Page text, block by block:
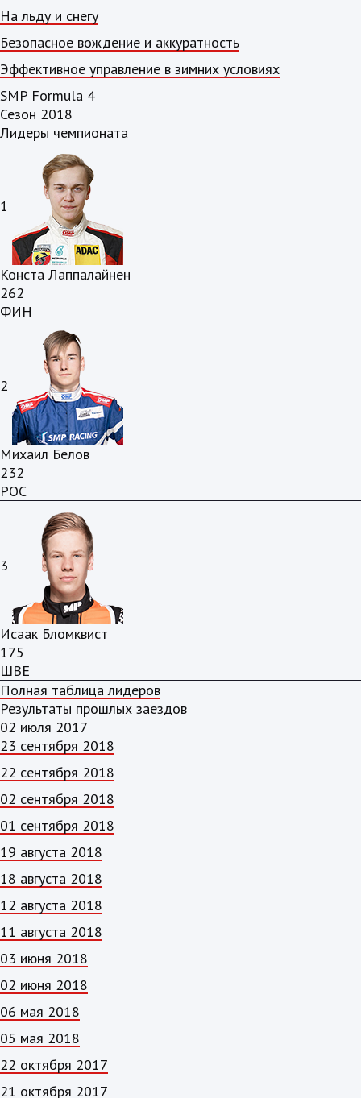
На льду и снегу
Безопасное вождение и аккуратность
Эффективное управление в зимних условиях
SMP Formula 4
Сезон 2018
Лидеры чемпионата
1
Конста Лаппалайнен
262
ФИН
2
Михаил Белов
232
РОС
3
Исаак Бломквист
175
ШВЕ
Полная таблица лидеров
Результаты прошлых заездов
02 июля 2017
23 сентября 2018
22 сентября 2018
02 сентября 2018
01 сентября 2018
19 августа 2018
18 августа 2018
12 августа 2018
11 августа 2018
03 июня 2018
02 июня 2018
06 мая 2018
05 мая 2018
22 октября 2017
21 октября 2017